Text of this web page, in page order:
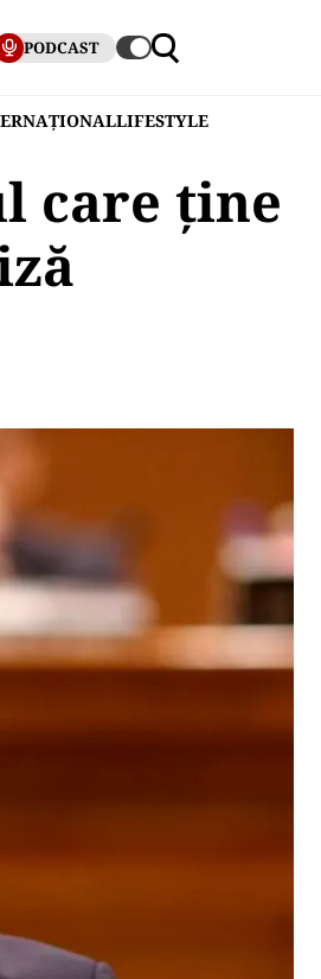
PODCAST
LIFESTYLE
care ține